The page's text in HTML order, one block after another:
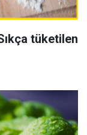
tüketilen